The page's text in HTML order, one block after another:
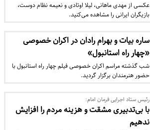
عکسی از مهدی ماهانی، لیلا اوتادی و نعیمه نظام دوست،
بازیگران ایرانی را مشاهده می‌کنید.
ساره بیات و بهرام رادان در اکران خصوصی
«چهار راه استانبول»
شب گذشته مراسم اکران خصوصی فیلم چهار راه استانبول با
حضور هنرمندان برگزار گردید.
رئیس ستاد اجرایی فرمان امام:
با بی‌تدبیری مشقت و هزینه مردم را افزایش
ندهیم